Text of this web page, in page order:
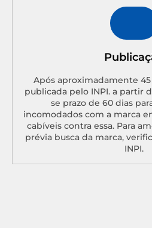
Após aproximadamente 45
publicada pelo INPI. a partir
se prazo de 60 dias
incomodados com a marca
cabíveis contra essa. Para
prévia busca da marca,
INPI.